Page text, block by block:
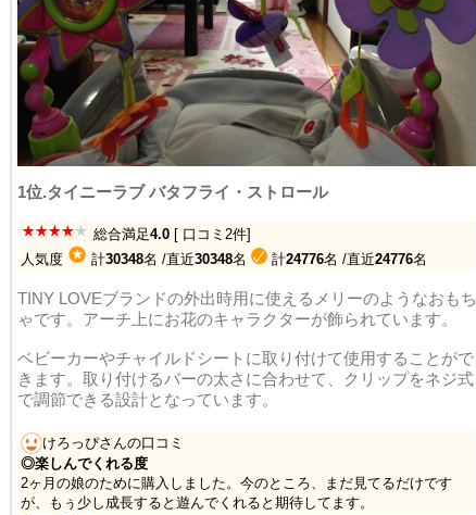
1位.タイニーラブ バタフライ・ストロール
総合満足4.0 [ 口コミ2件]
人気度
計30348名 /直近30348名 計24776名 /直近24776名
TINY LOVEブランドの外出時用に使えるメリーのようなおもち
ゃです。アーチ上にお花のキャラクターが飾られています。
ベビーカーやチャイルドシートに取り付けて使用することがで
きます。取り付けるバーの太さに合わせて、クリップをネジ式
で調節できる設計となっています。
けろっぴさんの口コミ
◎楽しんでくれる度
2ヶ月の娘のために購入しました。今のところ、まだ見てるだけです
が、もぅ少し成長すると遊んでくれると期待してます。